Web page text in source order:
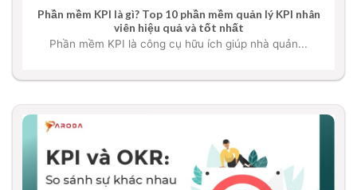
Phần mềm KPI là gì? Top 10 phần mềm quản lý KPI nhân
viên hiệu quả và tốt nhất
Phần mềm KPI là công cụ hữu ích giúp nhà quản...